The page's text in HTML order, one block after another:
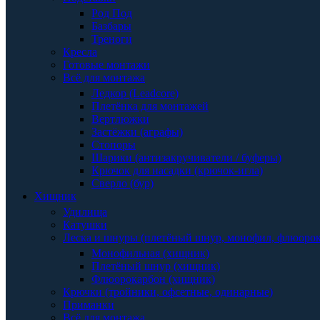
Род Под
Базбары
Треноги
Кресла
Готовые монтажи
Всё для монтажа
Ледкор (Leadcore)
Плетёнка для монтажей
Вертлюжки
Застёжки (аграфы)
Стопоры
Шарики (антизакручиватели / буферы)
Крючок для насадки (крючок-игла)
Сверло (бур)
Хищник
Удилища
Катушки
Леска и шнуры (плетёный шнур, монофил,
Монофильная (хищник)
Плетёный шнур (хищник)
Флюорокарбон (хищник)
Крючки (тройники, офсетные, одинарные)
Приманки
Всё для монтажа